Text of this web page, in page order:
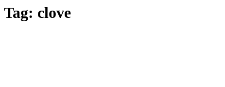
Tag: clove